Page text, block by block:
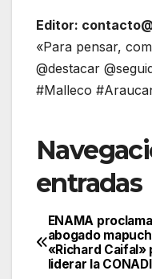
Editor:
«Para pensar,
@destacar
#Malleco
entradas
ENAMA
abogado
«Richard Caifal»
liderar la CONADI